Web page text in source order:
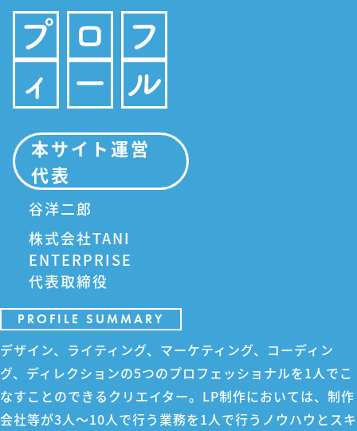
プ ロ
フ
ィ
ー ル
本サイト運営
代表
谷洋二郎
株式会社TANI
ENTERPRISE
代表取締役
PROFILE SUMMARY
デザイン、ライティング、マーケティング、コーディン
グ、ディレクションの5つのプロフェッショナルを1人でこ
なすことのできるクリエイター。LP制作においては、制作
会社等が3人～10人で行う業務を1人で行うノウハウとスキ